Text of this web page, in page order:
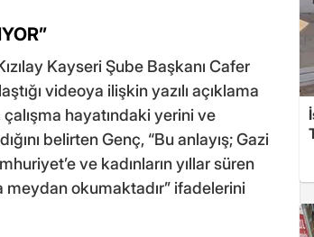
Kayseri Şube Başkanı Cafer
videoya ilişkin yazılı açıklama
çalışma hayatındaki yerini ve
belirten Genç, “Bu anlayış; Gazi
ve kadınların yıllar süren
meydan okumaktadır” ifadelerini